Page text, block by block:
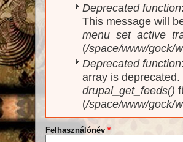
Deprecated function
This message will
(/space/www/gock/
Deprecated function
array is
drupal_get_feeds()
(/space/www/gock/
Felhasználónév *